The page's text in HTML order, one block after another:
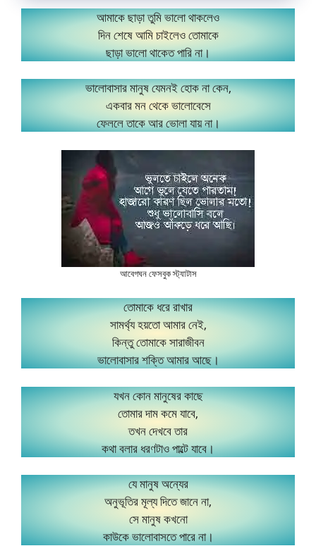
আমাকে ছাড়া তুমি ভালো থাকলেও
দিন শেষে আমি চাইলেও তোমাকে
ছাড়া ভালো থাকেত পারি না।
ভালোবাসার মানুষ যেমনই হোক না কেন,
একবার মন থেকে ভালোবেসে
ফেললে তাকে আর ভোলা যায় না।
আবেগঘন ফেসবুক স্ট্যাটাস
তোমাকে ধরে রাখার
সামর্থ্য হয়তো আমার নেই,
কিন্তু তোমাকে সারাজীবন
ভালোবাসার শক্তি আমার আছে।
যখন কোন মানুষের কাছে
তোমার দাম কমে যাবে,
তখন দেখবে তার
কথা বলার ধরণটাও পাল্টে যাবে।
যে মানুষ অন্যের
অনুভূতির মূল্য দিতে জানে না,
সে মানুষ কখনো
কাউকে ভালোবাসতে পারে না।